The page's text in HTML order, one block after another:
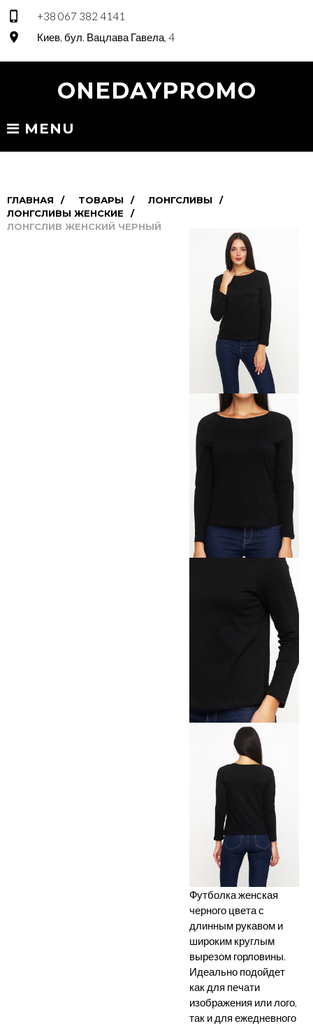
phone_iphonee +38 067 382 4141
placee Киев, бул. Вацлава Гавела, 4
ONEDAYPROMO
MENU
ГЛАВНАЯ ТОВАРЫ
ЛОНГСЛИВЫ
ЛОНГСЛИВЫ ЖЕНСКИЕ
ЛОНГСЛИВ ЖЕНСКИЙ ЧЕРНЫЙ
Футболка женская
черного цвета с
длинным рукавом и
широким круглым
вырезом горловины.
Идеально подойдет
как для печати
изображения или лого,
так и для ежедневного